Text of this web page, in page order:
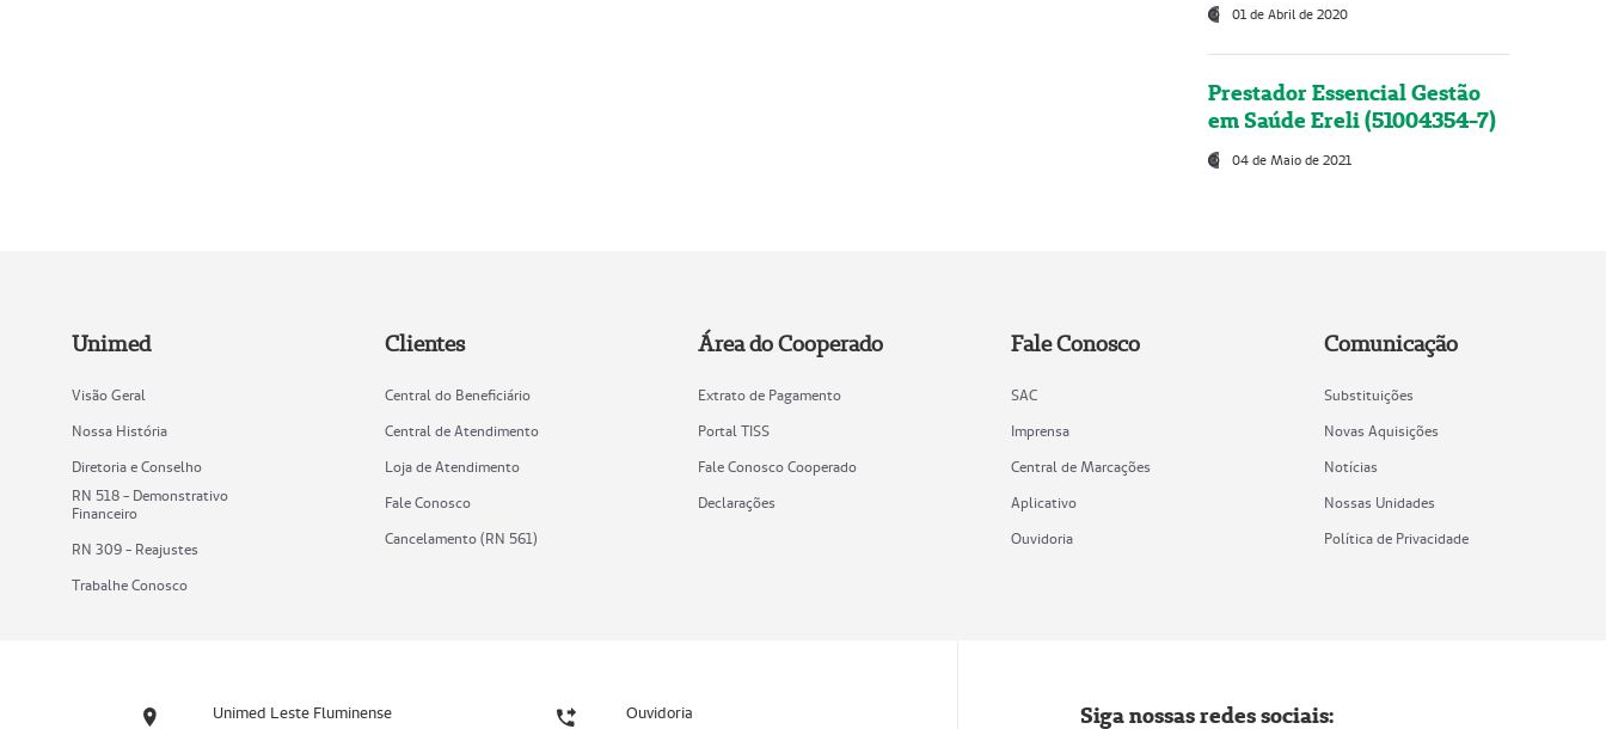
01 de Abril de 2020
Prestador Essencial Gestão
em Saúde Ereli (51004354-7)
04 de Maio de 2021
Unimed
Visão Geral
Nossa História
Diretoria e Conselho
RN 518 - Demonstrativo
Financeiro
RN 309 - Reajustes
Trabalhe Conosco
Clientes
Central do Beneficiário
Central de Atendimento
Loja de Atendimento
Fale Conosco
Cancelamento (RN 561)
Área do Cooperado
Extrato de Pagamento
Portal TISS
Fale Conosco Cooperado
Declarações
Fale Conosco
SAC
Imprensa
Central de Marcações
Aplicativo
Ouvidoria
Comunicação
Substituições
Novas Aquisições
Notícias
Nossas Unidades
Política de Privacidade
Unimed Leste Fluminense Ouvidoria Siga nossas redes sociais: